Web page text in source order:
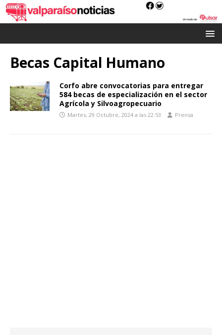
Becas Capital Humano
Corfo abre convocatorias para entregar
584 becas de especialización en el sector
Agrícola y Silvoagropecuario
Martes, 29 Octubre, 2024 a las 22:53 Prensa